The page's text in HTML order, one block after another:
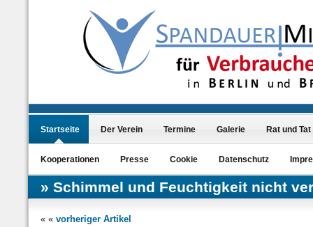
Startseite Der Verein Termine Galerie Rat und Tat
Kooperationen Presse Cookie Datenschutz
Schimmel und Feuchtigkeit nicht
« « vorheriger Artikel